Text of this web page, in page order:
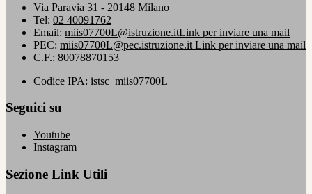
Via Paravia 31 - 20148 Milano
Tel: 02 40091762
Email: miis07700L@istruzione.itLink per inviare una mail
PEC: miis07700L@pec.istruzione.it Link per inviare una mail
C.F.: 80078870153
Codice IPA: istsc_miis07700L
Seguici su
Youtube
Instagram
Sezione Link Utili